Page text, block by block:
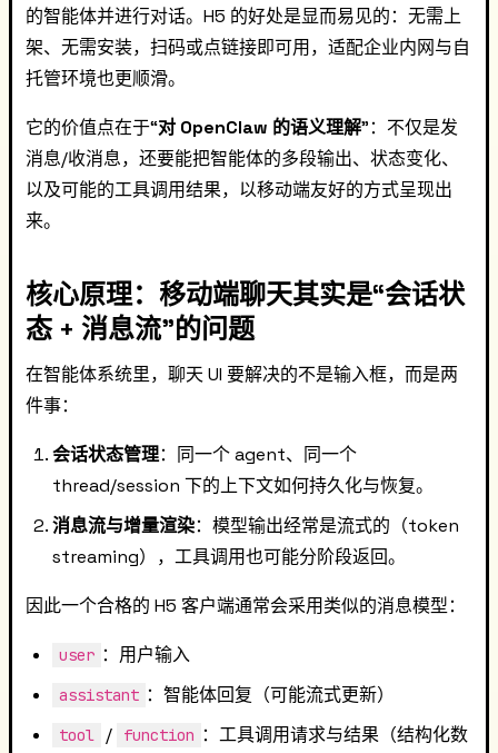
的智能体并进行对话。H5 的好处是显而易见的：无需上
架、无需安装，扫码或点链接即可用，适配企业内网与自
托管环境也更顺滑。
它的价值点在于“对 OpenClaw 的语义理解”：不仅是发
消息/收消息，还要能把智能体的多段输出、状态变化、
以及可能的工具调用结果，以移动端友好的方式呈现出
来。
核心原理：移动端聊天其实是“会话状
态 + 消息流”的问题
在智能体系统里，聊天 UI 要解决的不是输入框，而是两
件事：
会话状态管理：同一个 agent、同一个
thread/session 下的上下文如何持久化与恢复。
消息流与增量渲染：模型输出经常是流式的（token
streaming），工具调用也可能分阶段返回。
因此一个合格的 H5 客户端通常会采用类似的消息模型：
user ：用户输入
assistant ：智能体回复（可能流式更新）
tool / function ：工具调用请求与结果（结构化数